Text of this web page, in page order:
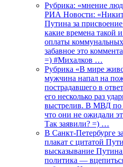
Рубрика: «мнение
РИА Новости:
Путина за
какие времена такой
оплаты
забавное это
=) #Михалков …
Рубрика «В мире
мужчина напал на
пострадавшего в
его несколько раз
выстрелив. В МВД по
что они не ожидали
Так заявили? =) …
В Санкт-Петербурге
плакат с цитатой
высказывание
политика —